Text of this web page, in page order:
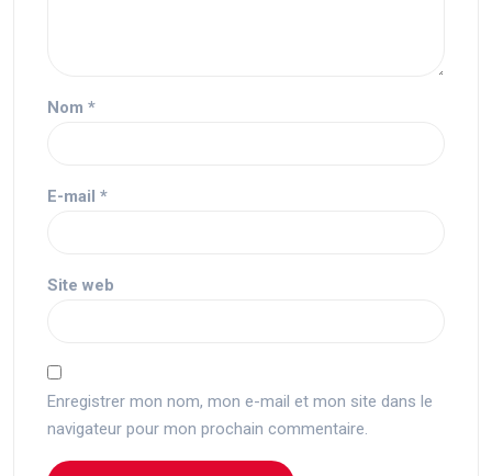
Nom *
E-mail *
Site web
Enregistrer mon nom, mon e-mail et mon site dans le
navigateur pour mon prochain commentaire.